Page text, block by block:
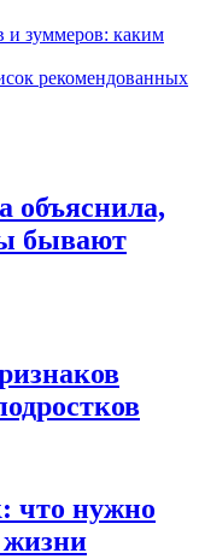
и зуммеров: каким
рекомендованных
объяснила,
бывают
что нужно